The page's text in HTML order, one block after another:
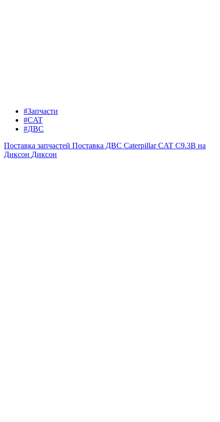
#Запчасти
#CAT
#ДВС
Поставка запчастей Поставка ДВС Caterpillar CAT C9.3B на
Диксон Диксон